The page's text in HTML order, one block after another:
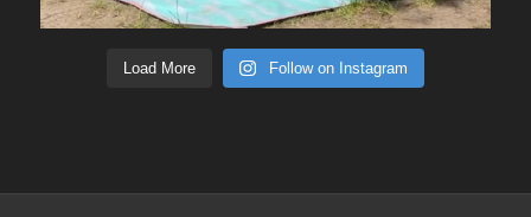
Load More Follow on Instagram